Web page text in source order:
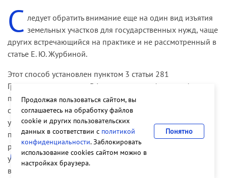
С ледует обратить внимание еще на один вид изъятия
земельных участков для государственных нужд, чаще
других встречающийся на практике и не рассмотренный в
статье Е. Ю. Журбиной.
Этот способ установлен пунктом 3 статьи 281
Гражданского кодекса РФ и подпунктом 1 пункта 1,
пунктом 4 статьи 63 Земельного кодекса РФ. В
соответствии с указанными нормами в случае изъятия
участка наряду с оплатой выкупной стоимости допустимо
предоставление «бесплатно в собственность»
равноценного земельного участка либо земельного
участка меньшей стоимости, идущей в зачет стоимости
выкупа.
Продолжая пользоваться сайтом, вы
соглашаетесь на обработку файлов
cookie и других пользовательских
данных в соответствии с политикой
конфиденциальности. Заблокировать
использование cookies сайтом можно в
настройках браузера.
Понятно